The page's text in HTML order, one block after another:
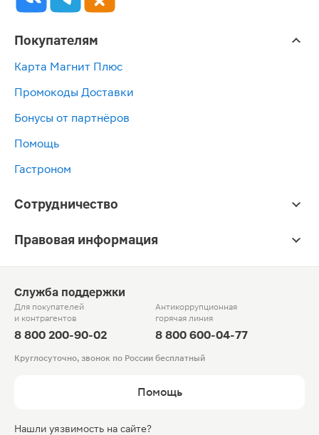
Покупателям
Карта Магнит Плюс
Промокоды Доставки
Бонусы от партнёров
Помощь
Гастроном
Сотрудничество
Правовая информация
Служба поддержки
Для покупателей
и контрагентов
8 800 200-90-02
Антикоррупционная
горячая линия
8 800 600-04-77
Круглосуточно, звонок по России бесплатный
Помощь
Нашли уязвимость на сайте?